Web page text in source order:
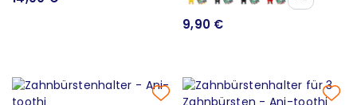
9,90 €